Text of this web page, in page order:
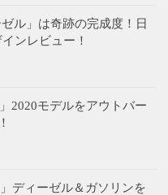
ル」は奇跡の完成度！日
ンレビュー！
2020モデルをアウトバー
ディーゼル＆ガソリンを